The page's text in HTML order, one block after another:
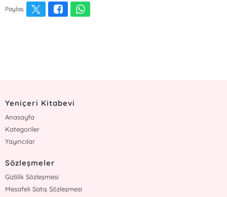
Paylaş
Yeniçeri Kitabevi
Anasayfa
Kategoriler
Yayıncılar
Sözleşmeler
Gizlilik Sözleşmesi
Mesafeli Satış Sözleşmesi